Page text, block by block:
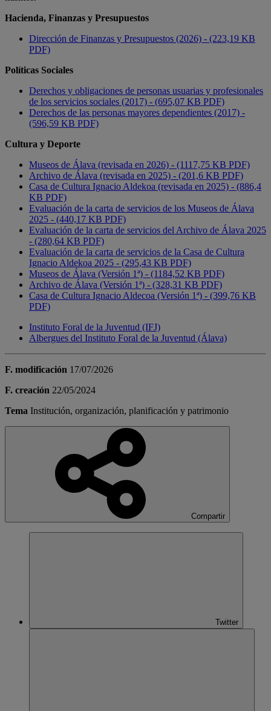
Hacienda, Finanzas y Presupuestos
Dirección de Finanzas y Presupuestos (2026) - (223,19 KB
PDF)
Políticas Sociales
Derechos y obligaciones de personas usuarias y profesionales
de los servicios sociales (2017) - (695,07 KB PDF)
Derechos de las personas mayores dependientes (2017) -
(596,59 KB PDF)
Cultura y Deporte
Museos de Álava (revisada en 2026) - (1117,75 KB PDF)
Archivo de Álava (revisada en 2025) - (201,6 KB PDF)
Casa de Cultura Ignacio Aldekoa (revisada en 2025) - (886,4
KB PDF)
Evaluación de la carta de servicios de los Museos de Álava
2025 - (440,17 KB PDF)
Evaluación de la carta de servicios del Archivo de Álava 2025
- (280,64 KB PDF)
Evaluación de la carta de servicios de la Casa de Cultura
Ignacio Aldekoa 2025 - (295,43 KB PDF)
Museos de Álava (Versión 1ª) - (1184,52 KB PDF)
Archivo de Álava (Versión 1ª) - (328,31 KB PDF)
Casa de Cultura Ignacio Aldecoa (Versión 1ª) - (399,76 KB
PDF)
Instituto Foral de la Juventud (IFJ)
Albergues del Instituto Foral de la Juventud (Álava)
F. modificación 17/07/2026
F. creación 22/05/2024
Tema Institución, organización, planificación y patrimonio
Compartir
Twitter